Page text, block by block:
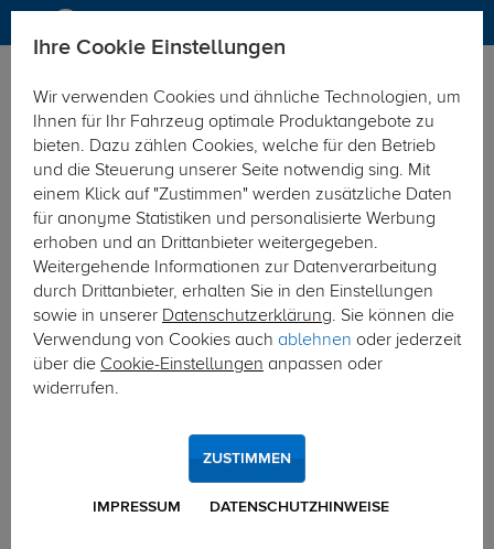
MODELÜBERSICHT
PKW-Kupplungskonfigurator
Umgebung und ermöglicht ein unbeschwertes
1
Hersteller
2
Modell
3
Anhängerkupplung und Elektrosatz für den
Jaguar X-Type finden.
Ihre Cookie Einstellungen
Wir verwenden Cookies und ähnliche Technologien, um
Ihnen für Ihr Fahrzeug optimale Produktangebote zu
bieten. Dazu zählen Cookies, welche für den Betrieb
und die Steuerung unserer Seite notwendig sing. Mit
einem Klick auf "Zustimmen" werden zusätzliche Daten
für anonyme Statistiken und personalisierte Werbung
erhoben und an Drittanbieter weitergegeben.
Weitergehende Informationen zur Datenverarbeitung
durch Drittanbieter, erhalten Sie in den Einstellungen
sowie in unserer Datenschutzerklärung. Sie können die
Verwendung von Cookies auch ablehnen oder jederzeit
über die Cookie-Einstellungen anpassen oder
widerrufen.
IMPRESSUM DATENSCHUTZHINWEISE
ZUSTIMMEN